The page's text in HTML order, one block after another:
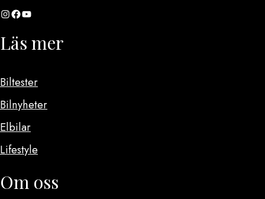
InstagramFacebook YouTube
Läs mer
Biltester
Bilnyheter
Elbilar
Lifestyle
Om oss